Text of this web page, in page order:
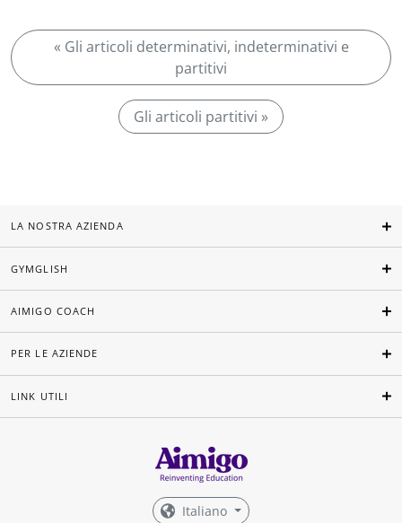
« Gli articoli determinativi, indeterminativi e
partitivi
Gli articoli partitivi »
LA NOSTRA AZIENDA
GYMGLISH
AIMIGO COACH
PER LE AZIENDE
LINK UTILI
Italiano